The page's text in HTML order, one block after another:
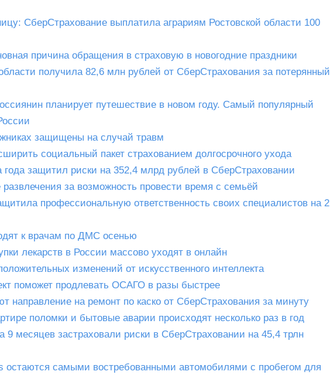
СберСтрахование выплатила аграриям Ростовской области 100
причина обращения в страховую в новогодние праздники
получила 82,6 млн рублей от СберСтрахования за потерянный
планирует путешествие в новом году. Самый популярный
защищены на случай травм
социальный пакет страхованием долгосрочного ухода
защитил риски на 352,4 млрд рублей в СберСтраховании
за возможность провести время с семьёй
профессиональную ответственность своих специалистов на 2
к врачам по ДМС осенью
лекарств в России массово уходят в онлайн
изменений от искусственного интеллекта
поможет продлевать ОСАГО в разы быстрее
направление на ремонт по каско от СберСтрахования за минуту
поломки и бытовые аварии происходят несколько раз в год
9 месяцев застраховали риски в СберСтраховании на 45,4 трлн
остаются самыми востребованными автомобилями с пробегом для